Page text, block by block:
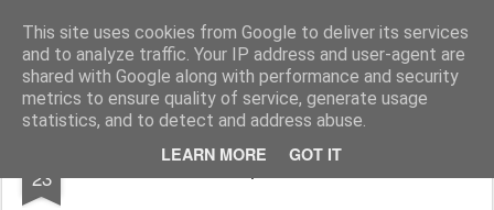
This site uses cookies from Google to deliver its services
and to analyze traffic. Your IP address and user-agent are
shared with Google along with performance and security
metrics to ensure quality of service, generate usage
statistics, and to detect and address abuse.
LEARN MORE GOT IT
BTB concept Media GmbH Presseberichte zu Bundespolitik, Diplomatie, Sicherheitspolitik, Wirtschaft, Fahrzeugtechnik und IT - Pressedienst, Fachartikel, Bildredaktion, O-Ton-Videos
23 BTB concept in der Presse